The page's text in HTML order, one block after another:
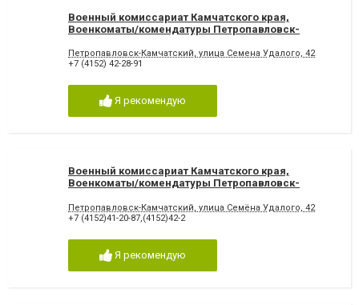
Военный комиссариат Камчатского края,
Военкоматы/комендатуры Петропавловск-
Петропавловск-Камчатский, улица Семена Удалого, 42
+7 (4152) 42-28-91
Я рекомендую
Военный комиссариат Камчатского края,
Военкоматы/комендатуры Петропавловск-
Петропавловск-Камчатский, улица Семёна Удалого, 42
+7 (4152)41-20-87,(4152)42-2
Я рекомендую